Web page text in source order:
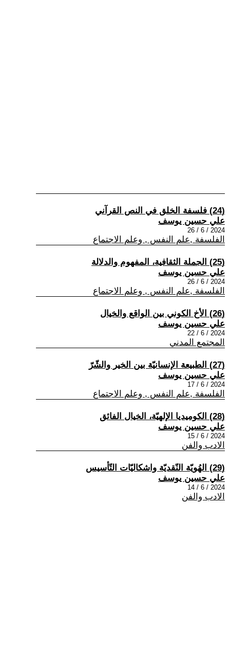
(24) فلسفة الخلق في النص القرآني
علي حسين يوسف
2024 / 6 / 26
الفلسفة ,علم النفس , وعلم الاجتماع
(25) الجملة الثقافية، المفهوم والدلالة
علي حسين يوسف
2024 / 6 / 26
الفلسفة ,علم النفس , وعلم الاجتماع
(26) الأخ الكوني بين الواقع والخيال
علي حسين يوسف
2024 / 6 / 22
المجتمع المدني
(27) الطبيعة الإنسانيّة بين الخير والشّرّ
علي حسين يوسف
2024 / 6 / 17
الفلسفة ,علم النفس , وعلم الاجتماع
(28) الكوميديا الإلهيّة، الخيال الفائق
علي حسين يوسف
2024 / 6 / 15
الادب والفن
(29) الهُويّة النّقديّة واشكاليّات التّأسيس
علي حسين يوسف
2024 / 6 / 14
الادب والفن